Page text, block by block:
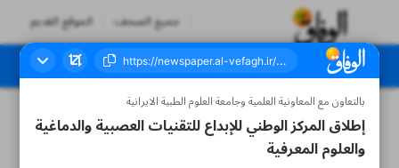
جميع الصحف الموقع القديم
العدد سبعة آلاف وخمسمائة وتسعة وأربعون - ٢٢ يوليو ٢٠٢٤
بالتعاون مع المعاونية العلمية وجامعة العلوم الطبية الايرانية
إطلاق المركز الوطني للإبداع للتقنيات العصبية والدماغية
والعلوم المعرفية